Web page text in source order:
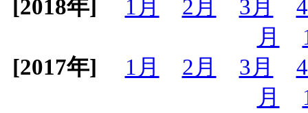
[2018年] 1月 2月 3月
月
[2017年]
1月 2月 3月
月